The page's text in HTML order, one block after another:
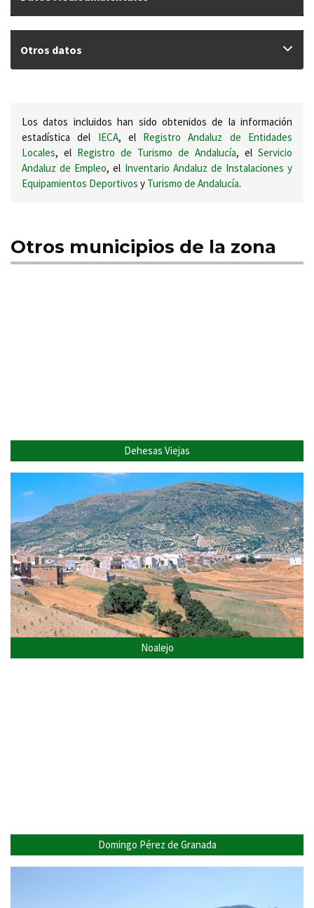
Otros datos
Los datos incluidos han sido obtenidos de la información
estadística del IECA, el Registro Andaluz de Entidades
Locales, el Registro de Turismo de Andalucía, el Servicio
Andaluz de Empleo, el Inventario Andaluz de Instalaciones y
Equipamientos Deportivos y Turismo de Andalucía.
Otros municipios de la zona
Dehesas Viejas
Noalejo
Domingo Pérez de Granada